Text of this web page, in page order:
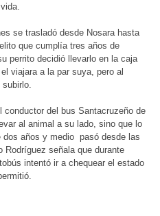
se trasladó desde Nosara hasta
que cumplía tres años de
perrito decidió llevarlo en la caja
viajara a la par suya, pero al
conductor del bus Santacruzeño de
al animal a su lado, sino que lo
dos años y medio pasó desde las
señala que durante
intentó ir a chequear el estado